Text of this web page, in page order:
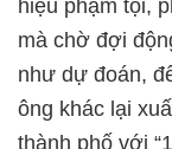
hiệu phạm tội,
mà chờ đợi
như dự đoán,
ông khác lại
thành phố với